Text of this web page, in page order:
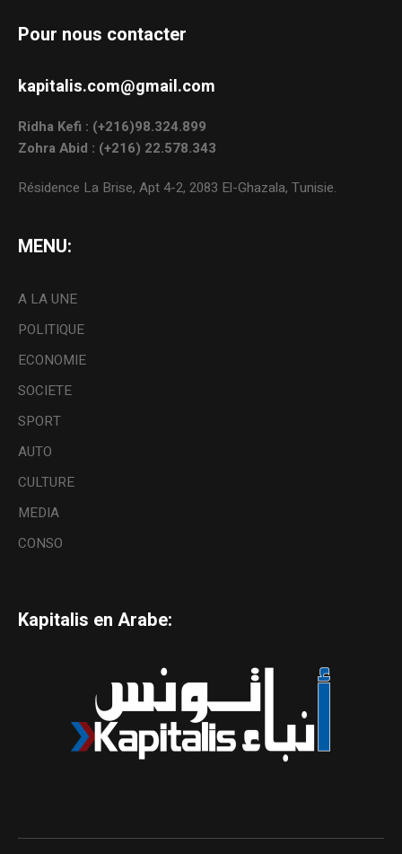
Pour nous contacter
kapitalis.com@gmail.com
Ridha Kefi : (+216)98.324.899
Zohra Abid : (+216) 22.578.343
Résidence La Brise, Apt 4-2, 2083 El-Ghazala, Tunisie.
MENU:
A LA UNE
POLITIQUE
ECONOMIE
SOCIETE
SPORT
AUTO
CULTURE
MEDIA
CONSO
Kapitalis en Arabe: